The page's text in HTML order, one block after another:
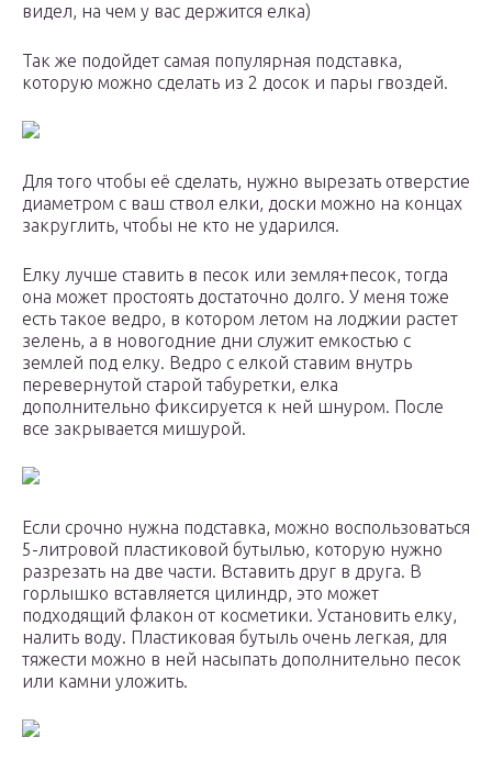
видел, на чем у вас держится елка)
Так же подойдет самая популярная подставка,
которую можно сделать из 2 досок и пары гвоздей.
Для того чтобы её сделать, нужно вырезать отверстие
диаметром с ваш ствол елки, доски можно на концах
закруглить, чтобы не кто не ударился.
Елку лучше ставить в песок или земля+песок, тогда
она может простоять достаточно долго. У меня тоже
есть такое ведро, в котором летом на лоджии растет
зелень, а в новогодние дни служит емкостью с
землей под елку. Ведро с елкой ставим внутрь
перевернутой старой табуретки, елка
дополнительно фиксируется к ней шнуром. После
все закрывается мишурой.
Если срочно нужна подставка, можно воспользоваться
5-литровой пластиковой бутылью, которую нужно
разрезать на две части. Вставить друг в друга. В
горлышко вставляется цилиндр, это может
подходящий флакон от косметики. Установить елку,
налить воду. Пластиковая бутыль очень легкая, для
тяжести можно в ней насыпать дополнительно песок
или камни уложить.